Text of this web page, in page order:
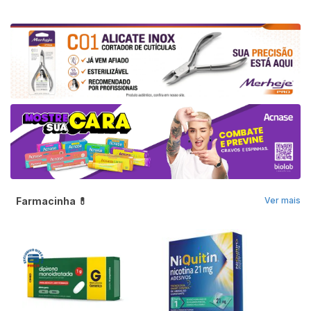
Ver mais
Farmacinha 💊